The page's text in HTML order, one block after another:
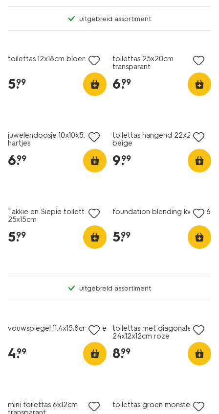
uitgebreid assortiment
toilettas 12x18cm bloemen
5.
99
toilettas 25x20cm
transparant
6.
99
juwelendoosje 10x10x5.5cm
hartjes
6.
99
toilettas hangend 22x25cm
beige
9.
99
Takkie en Siepie toilettas
25x15cm
5.
99
foundation blending kwast 16
5.
99
uitgebreid assortiment
vouwspiegel 11.4x15.8cm roze
4.
99
toilettas met diagonale rits
24x12x12cm roze
8.
99
mini toilettas 6x12cm
toilettas groen monster